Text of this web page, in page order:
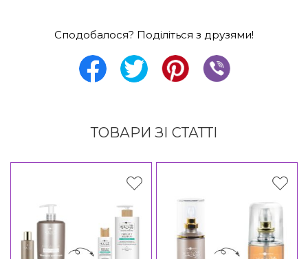
Сподобалося? Поділіться з друзями!
ТОВАРИ ЗІ СТАТТІ